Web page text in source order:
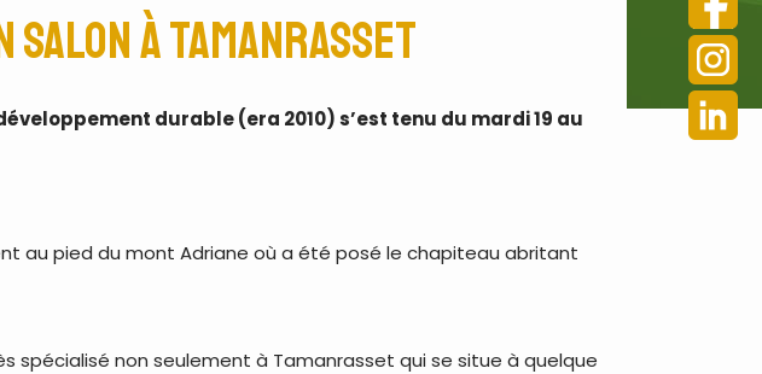
à Tamanrasset
durable (era 2010) s’est tenu du mardi 19 au
au pied du mont Adriane où a été posé le chapiteau abritant
spécialisé non seulement à Tamanrasset qui se situe à quelque